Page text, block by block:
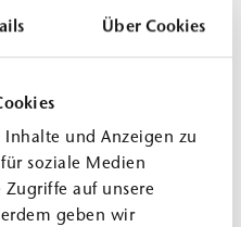
Über Cookies
und Anzeigen zu
soziale Medien
auf unsere
geben wir